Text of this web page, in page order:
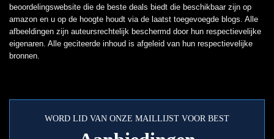
beoordelingswebsite die de beste deals biedt die beschikbaar zijn op
amazon en u op de hoogte houdt via de laatst toegevoegde blogs. Alle
afbeeldingen zijn auteursrechtelijk beschermd door hun respectievelijke
eigenaren. Alle geciteerde inhoud is afgeleid van hun respectievelijke
bronnen.
WORD LID VAN ONZE MAILLIJST VOOR BEST